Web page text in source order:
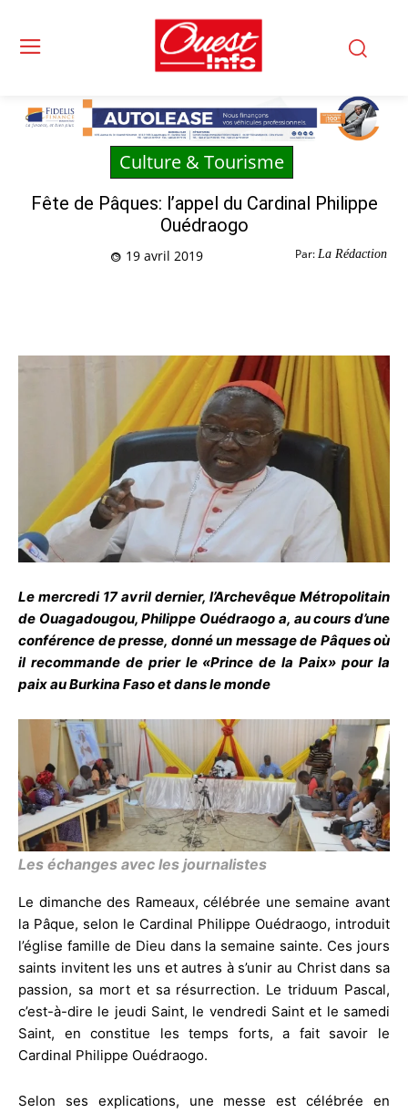
Culture & Tourisme
Fête de Pâques: l’appel du Cardinal Philippe
Ouédraogo
Par: La Rédaction
19 avril 2019
Le mercredi 17 avril dernier, l’Archevêque Métropolitain
de Ouagadougou, Philippe Ouédraogo a, au cours d’une
conférence de presse, donné un message de Pâques où
il recommande de prier le «Prince de la Paix» pour la
paix au Burkina Faso et dans le monde
Les échanges avec les journalistes
Le dimanche des Rameaux, célébrée une semaine avant
la Pâque, selon le Cardinal Philippe Ouédraogo, introduit
l’église famille de Dieu dans la semaine sainte. Ces jours
saints invitent les uns et autres à s’unir au Christ dans sa
passion, sa mort et sa résurrection. Le triduum Pascal,
c’est-à-dire le jeudi Saint, le vendredi Saint et le samedi
Saint, en constitue les temps forts, a fait savoir le
Cardinal Philippe Ouédraogo.
Selon ses explications, une messe est célébrée en